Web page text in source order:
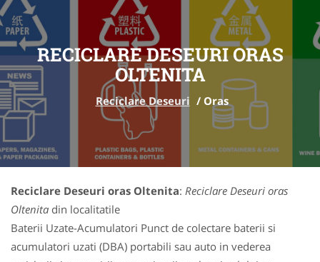
RECICLARE DESEURI ORAS
OLTENITA
Reciclare Deseuri / Oras
Reciclare Deseuri oras Oltenita: Reciclare Deseuri oras
Oltenita din localitatile
Baterii Uzate-Acumulatori Punct de colectare baterii si
acumulatori uzati (DBA) portabili sau auto in vederea